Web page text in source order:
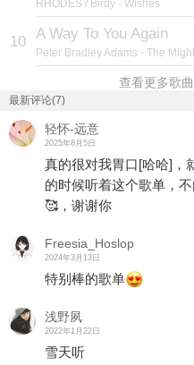
RHODES / Birdy - Wishes
10 A Way To You Again
Peter Bradley Adams - The
查看更多歌
最新评论(7)
轻怀-远意
2025年8月5日
真的很对我胃口[哈哈] ，
的时候听着这个歌单，
🥰，谢谢你
Freesia_Hoslop
2024年3月13日
特别棒的歌单
浅野夙
2022年1月22日
雪天听